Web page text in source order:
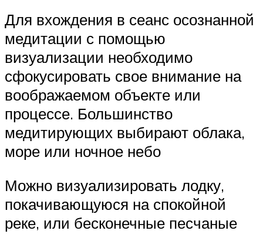
Для вхождения в сеанс осознанной
медитации с помощью
визуализации необходимо
сфокусировать свое внимание на
воображаемом объекте или
процессе. Большинство
медитирующих выбирают облака,
море или ночное небо
Можно визуализировать лодку,
покачивающуюся на спокойной
реке, или бесконечные песчаные